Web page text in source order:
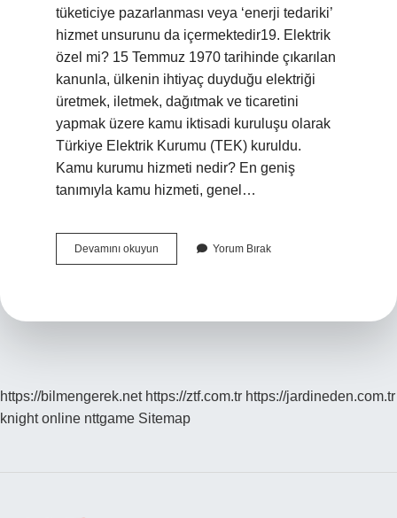
tüketiciye pazarlanması veya ‘enerji tedariki’
hizmet unsurunu da içermektedir19. Elektrik
özel mi? 15 Temmuz 1970 tarihinde çıkarılan
kanunla, ülkenin ihtiyaç duyduğu elektriği
üretmek, iletmek, dağıtmak ve ticaretini
yapmak üzere kamu iktisadi kuruluşu olarak
Türkiye Elektrik Kurumu (TEK) kuruldu.
Kamu kurumu hizmeti nedir? En geniş
tanımıyla kamu hizmeti, genel…
Devamını okuyun
Kamu
Yorum Bırak
https://bilmengerek.net https://ztf.com.tr https://jardineden.com.tr
knight online nttgame Sitemap